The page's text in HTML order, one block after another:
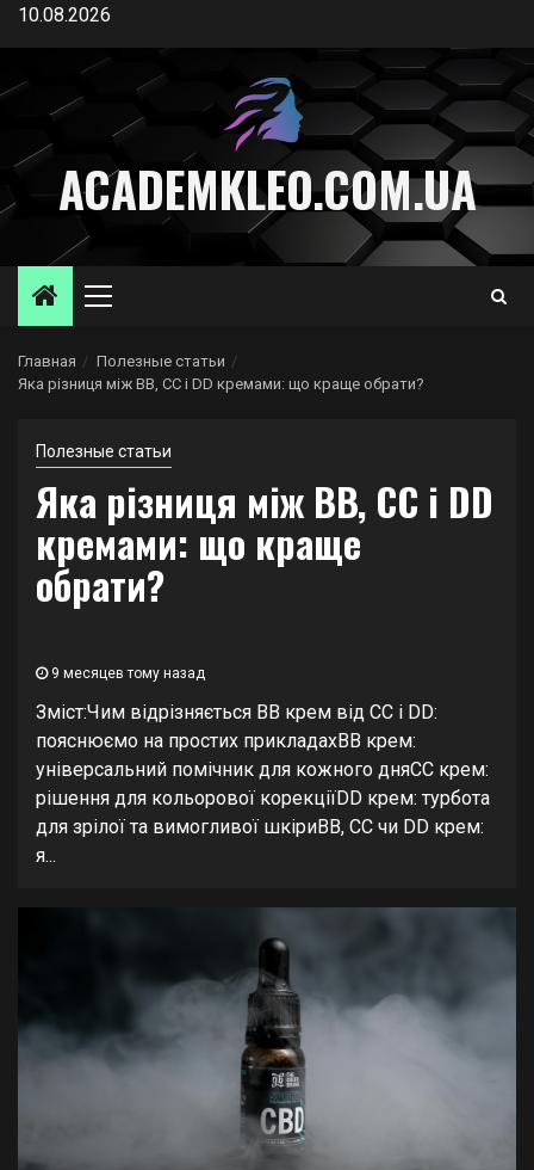
Перейти
содержимому
10.08.2026
ACADEMKLEO.COM.UA
Основное
Главная
Полезные статьи
Яка різниця між BB, CC і DD кремами: що краще обрати?
Полезные статьи
Яка різниця між BB, CC і DD
кремами: що краще
обрати?
9 месяцев тому назад
Зміст:Чим відрізняється BB крем від CC і DD:
пояснюємо на простих прикладахBB крем:
універсальний помічник для кожного дняCC крем:
рішення для кольорової корекціїDD крем: турбота
для зрілої та вимогливої шкіриBB, CC чи DD крем:
я...